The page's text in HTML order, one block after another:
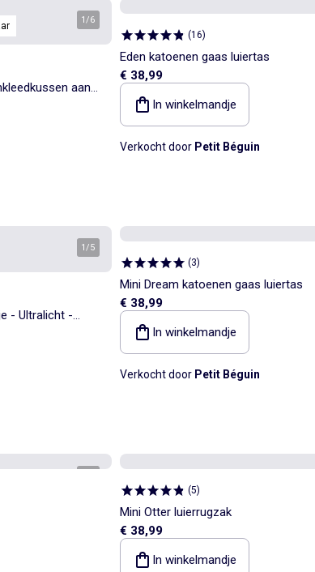
1/6
aan
(16)
Eden katoenen gaas luiertas
€ 38,99
In winkelmandje
Verkocht door Petit Béguin
1/5
- Ultralicht -
- Inclusief tas
(3)
Mini Dream katoenen gaas luiertas
€ 38,99
In winkelmandje
Verkocht door Petit Béguin
(5)
Mini Otter luierrugzak
€ 38,99
In winkelmandje